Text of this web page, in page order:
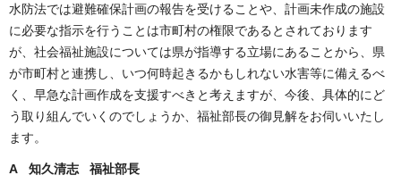
水防法では避難確保計画の報告を受けることや、計画未作成の施設
に必要な指示を行うことは市町村の権限であるとされております
が、社会福祉施設については県が指導する立場にあることから、県
が市町村と連携し、いつ何時起きるかもしれない水害等に備えるべ
く、早急な計画作成を支援すべきと考えますが、今後、具体的にど
う取り組んでいくのでしょうか、福祉部長の御見解をお伺いいたし
ます。
A 知久清志 福祉部長